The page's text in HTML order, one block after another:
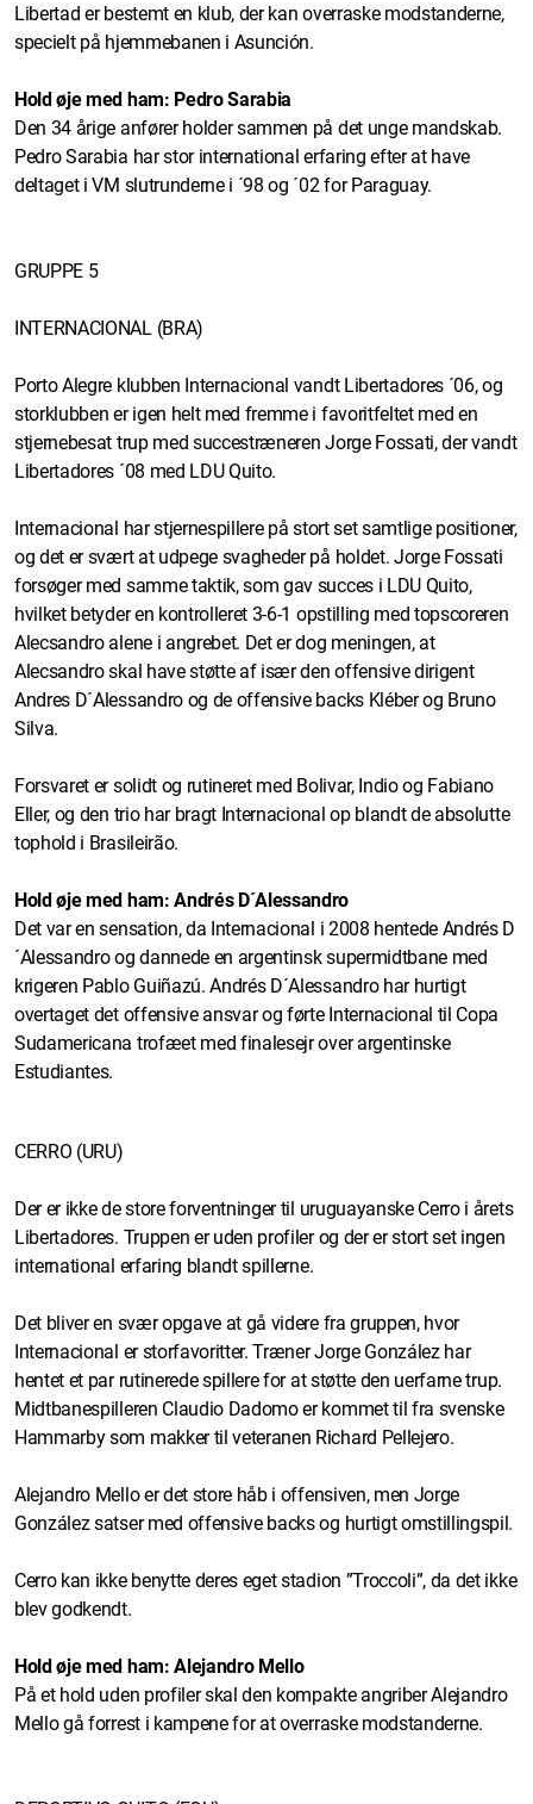
Libertad er bestemt en klub, der kan overraske modstanderne,
specielt på hjemmebanen i Asunción.
Hold øje med ham: Pedro Sarabia
Den 34 årige anfører holder sammen på det unge mandskab.
Pedro Sarabia har stor international erfaring efter at have
deltaget i VM slutrunderne i ´98 og ´02 for Paraguay.
GRUPPE 5
INTERNACIONAL (BRA)
Porto Alegre klubben Internacional vandt Libertadores ´06, og
storklubben er igen helt med fremme i favoritfeltet med en
stjernebesat trup med succestræneren Jorge Fossati, der vandt
Libertadores ´08 med LDU Quito.
Internacional har stjernespillere på stort set samtlige positioner,
og det er svært at udpege svagheder på holdet. Jorge Fossati
forsøger med samme taktik, som gav succes i LDU Quito,
hvilket betyder en kontrolleret 3-6-1 opstilling med topscoreren
Alecsandro alene i angrebet. Det er dog meningen, at
Alecsandro skal have støtte af især den offensive dirigent
Andres D´Alessandro og de offensive backs Kléber og Bruno
Silva.
Forsvaret er solidt og rutineret med Bolivar, Indio og Fabiano
Eller, og den trio har bragt Internacional op blandt de absolutte
tophold i Brasileirão.
Hold øje med ham: Andrés D´Alessandro
Det var en sensation, da Internacional i 2008 hentede Andrés D
´Alessandro og dannede en argentinsk supermidtbane med
krigeren Pablo Guiñazú. Andrés D´Alessandro har hurtigt
overtaget det offensive ansvar og førte Internacional til Copa
Sudamericana trofæet med finalesejr over argentinske
Estudiantes.
CERRO (URU)
Der er ikke de store forventninger til uruguayanske Cerro i årets
Libertadores. Truppen er uden profiler og der er stort set ingen
international erfaring blandt spillerne.
Det bliver en svær opgave at gå videre fra gruppen, hvor
Internacional er storfavoritter. Træner Jorge González har
hentet et par rutinerede spillere for at støtte den uerfarne trup.
Midtbanespilleren Claudio Dadomo er kommet til fra svenske
Hammarby som makker til veteranen Richard Pellejero.
Alejandro Mello er det store håb i offensiven, men Jorge
González satser med offensive backs og hurtigt omstillingspil.
Cerro kan ikke benytte deres eget stadion ”Troccoli”, da det ikke
blev godkendt.
Hold øje med ham: Alejandro Mello
På et hold uden profiler skal den kompakte angriber Alejandro
Mello gå forrest i kampene for at overraske modstanderne.